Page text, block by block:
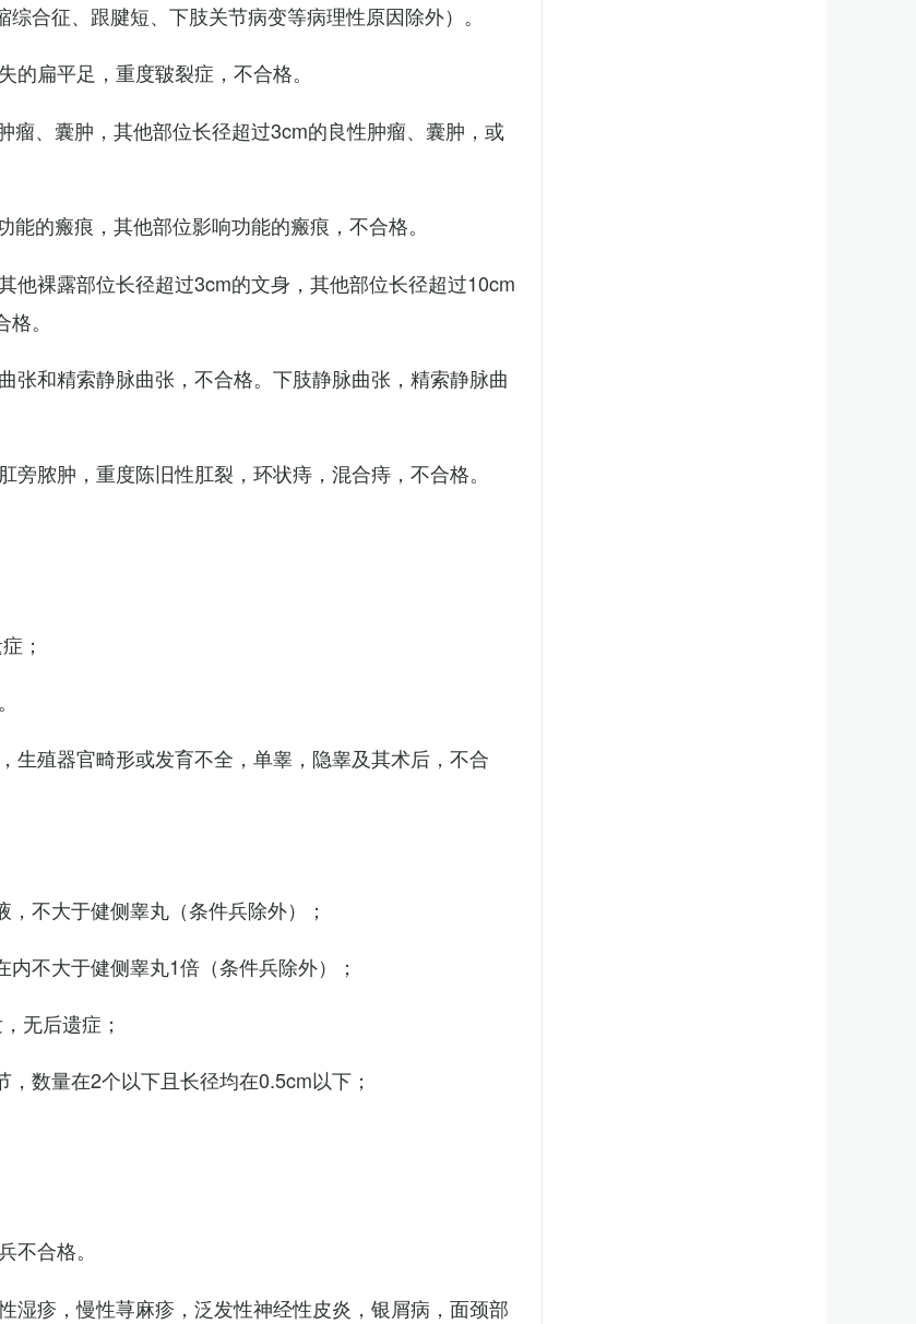
合征、跟腱短、下肢关节病变等病理性原因除外）。
扁平足，重度皲裂症，不合格。
瘤、囊肿，其他部位长径超过3cm的良性肿瘤、囊肿，或
的瘢痕，其他部位影响功能的瘢痕，不合格。
他裸露部位长径超过3cm的文身，其他部位长径超过10cm
。
张和精索静脉曲张，不合格。下肢静脉曲张，精索静脉曲
脓肿，重度陈旧性肛裂，环状痔，混合痔，不合格。
；
生殖器官畸形或发育不全，单睾，隐睾及其术后，不合
，不大于健侧睾丸（条件兵除外）；
不大于健侧睾丸1倍（条件兵除外）；
无后遗症；
数量在2个以下且长径均在0.5cm以下；
不合格。
湿疹，慢性荨麻疹，泛发性神经性皮炎，银屑病，面颈部